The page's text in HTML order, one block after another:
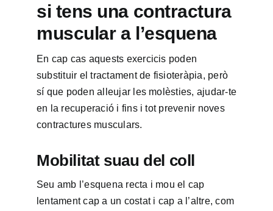
si tens una contractura
muscular a l’esquena
En cap cas aquests exercicis poden
substituir el tractament de fisioteràpia, però
sí que poden alleujar les molèsties, ajudar-te
en la recuperació i fins i tot prevenir noves
contractures musculars.
Mobilitat suau del coll
Seu amb l’esquena recta i mou el cap
lentament cap a un costat i cap a l’altre, com